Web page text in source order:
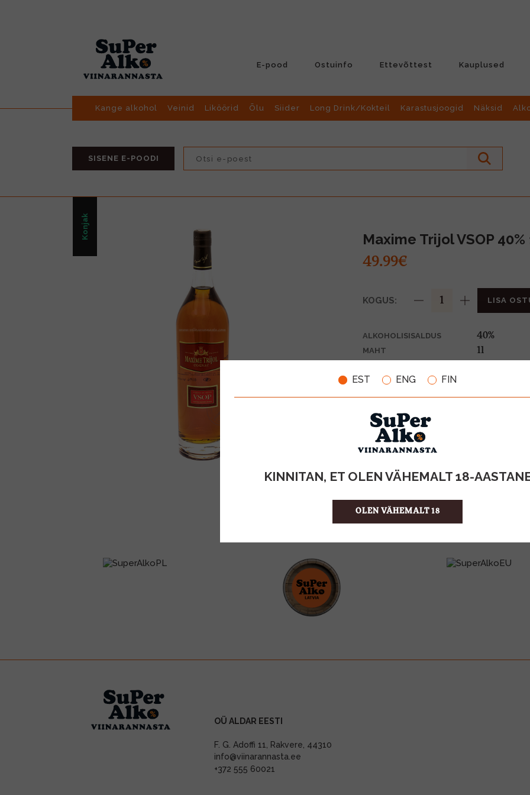
EST ENG FIN
KINNITAN, ET OLEN VÄHEMALT 18-
OLEN VÄHEMALT 18
E-pood Ostuinfo Ettevõttest Kauplused
Kange alkohol Veinid Liköörid Õlu Siider Long Drink/Kokteil Karastusjoogid Näksid
SISENE E-POODI
Konjak Maxime Trijol VSOP
49.99€
KOGUS: LISA
ALKOHOLISISALDUS 40%
MAHT 1l
TOOTE LIIK
ÜHIKU HIND
KOGUS KASTIS
OÜ ALDAR EESTI
F. G. Adoffi 11, Rakvere, 44310
info@viinarannasta.ee
+372 555 60021